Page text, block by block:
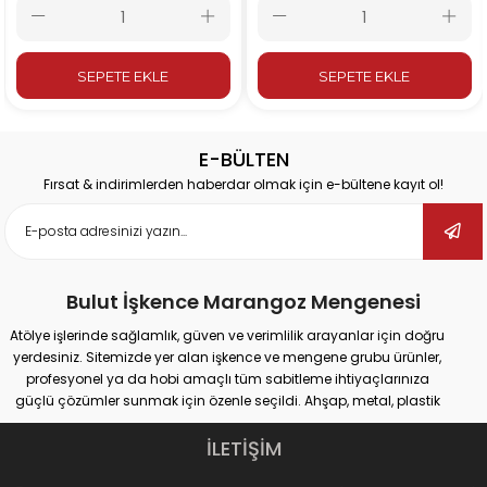
E-BÜLTEN
Fırsat & indirimlerden haberdar olmak için e-bültene kayıt ol!
Bulut İşkence Marangoz Mengenesi
Atölye işlerinde sağlamlık, güven ve verimlilik arayanlar için doğru
yerdesiniz. Sitemizde yer alan işkence ve mengene grubu ürünler,
profesyonel ya da hobi amaçlı tüm sabitleme ihtiyaçlarınıza
güçlü çözümler sunmak için özenle seçildi. Ahşap, metal, plastik
gibi farklı yüzeylerde güvenli tutuş sağlayan ürünlerimiz;
marangozluk, kaynak, delme, montaj ve tamir gibi pek çok alanda
maksimum performans vadediyor.
İLETİŞİM